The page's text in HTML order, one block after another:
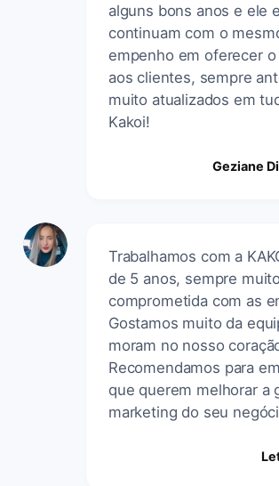
alguns bons anos e ele
continuam com o
empenho em oferecer
aos clientes, sempre
muito atualizados em
Kakoi!
Geziane
Trabalhamos com a
de 5 anos, sempre muito
comprometida com as
Gostamos muito da
moram no nosso
Recomendamos para
que querem melhorar a
marketing do seu